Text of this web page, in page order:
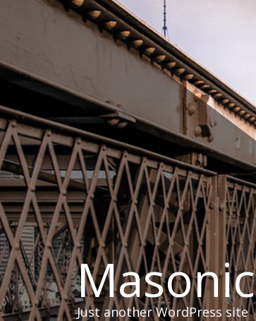
content
Masonic
Just another WordPress site